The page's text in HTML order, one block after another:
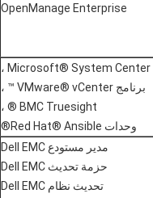
OpenManage Enterprise
برنامج VMware® vCenter ™ ،
BMC Truesight ® ،
وحدات Red Hat® Ansible®
مدير مستودع Dell EMC
حزمة تحديث Dell EMC
تحديث نظام Dell EMC